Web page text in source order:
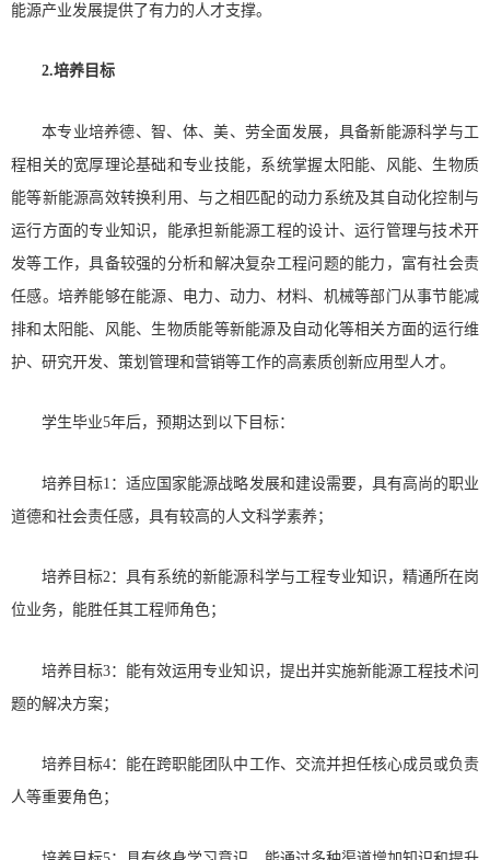
能源产业发展提供了有力的人才支撑。
2.培养目标
本专业培养德、智、体、美、劳全面发展，具备新能源科学与工
程相关的宽厚理论基础和专业技能，系统掌握太阳能、风能、生物质
能等新能源高效转换利用、与之相匹配的动力系统及其自动化控制与
运行方面的专业知识，能承担新能源工程的设计、运行管理与技术开
发等工作，具备较强的分析和解决复杂工程问题的能力，富有社会责
任感。培养能够在能源、电力、动力、材料、机械等部门从事节能减
排和太阳能、风能、生物质能等新能源及自动化等相关方面的运行维
护、研究开发、策划管理和营销等工作的高素质创新应用型人才。
学生毕业5年后，预期达到以下目标：
培养目标1：适应国家能源战略发展和建设需要，具有高尚的职业
道德和社会责任感，具有较高的人文科学素养；
培养目标2：具有系统的新能源科学与工程专业知识，精通所在岗
位业务，能胜任其工程师角色；
培养目标3：能有效运用专业知识，提出并实施新能源工程技术问
题的解决方案；
培养目标4：能在跨职能团队中工作、交流并担任核心成员或负责
人等重要角色；